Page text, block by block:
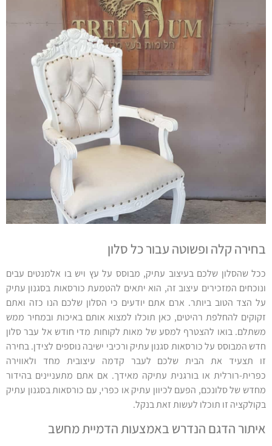
בחירה קלה ופשוטה עבור כל סלון
ככל שהסלון שלכם בעיצוב עתיק, מבוסס על עץ ויש בו אלמנטים עבים
ונוכחים המזכירים עיצוב זה, הוא יתאים להטמעת כורסאות בסגנון עתיק
על הצד הטוב ביותר. ארם אתם יודעים כי הסלון שלכם הנו כזה ואתם
זקוקים להחלפת רהיטים, כאן תוכלו למצוא אותם באיכות ובמחיר ממש
משתלם. בואו להצטרף למסע של מאות לקוחות מדי חודש אל עבר סלון
חדש המבוסס על כורסאות סגנון עתיק ורכיבי ישיבה נוספים לצידן. בחירה
זו תצעיד את הבית שלכם לעבר קדמה עיצובית מחד ולאווירה
כפרית-רורלית או בורגנית עתיקה מאידך. אם אתם מתעניינים בהידור
מחדש של סלונכם, הפעם לכיוון עתיק או כפרי, עם כורסאות בסגנון עתיק
בקולקציה זו תוכלו לעשות זאת בנקל.
איתור הדגם הנדרש באמצעות הדמיית מחשב